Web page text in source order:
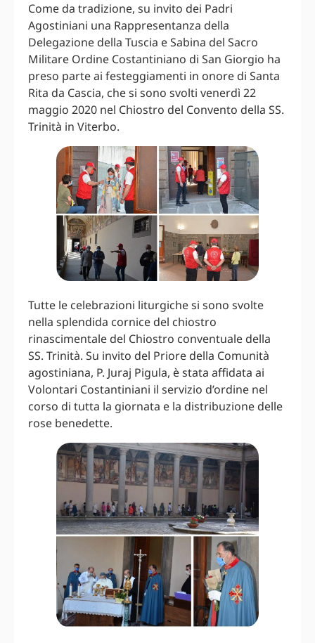
Come da tradizione, su invito dei Padri
Agostiniani una Rappresentanza della
Delegazione della Tuscia e Sabina del Sacro
Militare Ordine Costantiniano di San Giorgio ha
preso parte ai festeggiamenti in onore di Santa
Rita da Cascia, che si sono svolti venerdì 22
maggio 2020 nel Chiostro del Convento della SS.
Trinità in Viterbo.
Tutte le celebrazioni liturgiche si sono svolte
nella splendida cornice del chiostro
rinascimentale del Chiostro conventuale della
SS. Trinità. Su invito del Priore della Comunità
agostiniana, P. Juraj Pigula, è stata affidata ai
Volontari Costantiniani il servizio d’ordine nel
corso di tutta la giornata e la distribuzione delle
rose benedette.